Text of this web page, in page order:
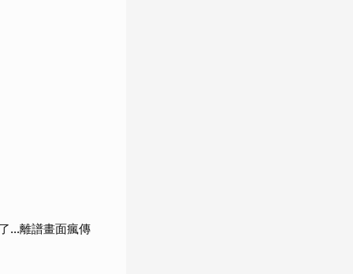
…離譜畫面瘋傳